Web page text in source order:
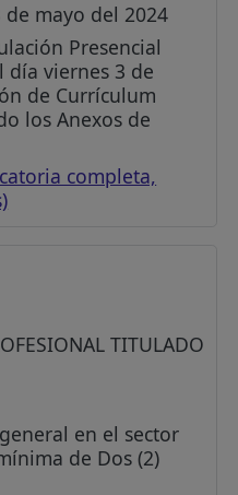
de mayo del 2024
Presencial
día viernes 3 de
de Currículum
los Anexos de
completa,
TITULADO
en el sector
de Dos (2)